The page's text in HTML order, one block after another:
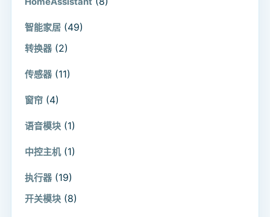
智能家居 (49)
转换器 (2)
传感器 (11)
窗帘 (4)
语音模块 (1)
中控主机 (1)
执行器 (19)
开关模块 (8)